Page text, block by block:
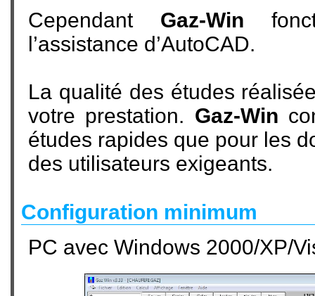
Cependant Gaz-Win
l’assistance d’AutoCAD.
La qualité des études
votre prestation. Gaz-Win
études rapides que pour les
des utilisateurs exigeants.
Configuration minimum
PC avec Windows 2000/XP/